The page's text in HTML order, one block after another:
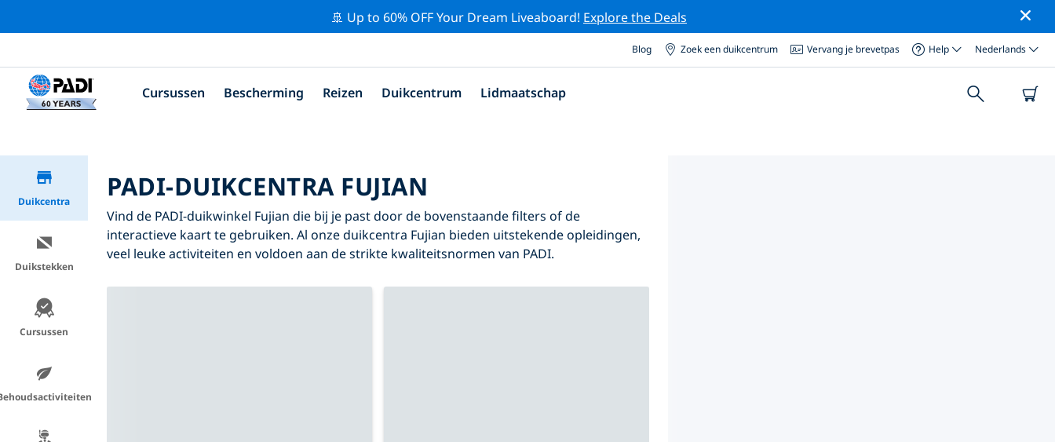
🚢 Up to 60% OFF Your Dream Liveaboard! Explore the Deals
Blog Zoek een duikcentrum Vervang je brevetpas Help Nederlands
Cursussen Bescherming Reizen Duikcentrum Lidmaatschap
Duikcentra
Duikstekken
Cursussen
PADI-DUIKCENTRA FUJIAN
Vind de PADI-duikwinkel Fujian die bij je past door de bovenstaande filters of de
interactieve kaart te gebruiken. Al onze duikcentra Fujian bieden uitstekende opleidingen,
veel leuke activiteiten en voldoen aan de strikte kwaliteitsnormen van PADI.